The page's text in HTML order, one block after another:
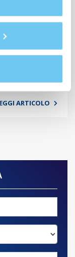
CYBER SECURITY
proteggerti con la
ARTICOLO